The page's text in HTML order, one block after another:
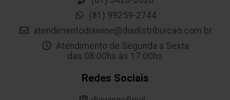
(81) 99259-2744
atendimentodiawine@diadistribuicao.com.br
Atendimento de Segunda a Sexta
das 08:00hs às 17:00hs
Redes Sociais